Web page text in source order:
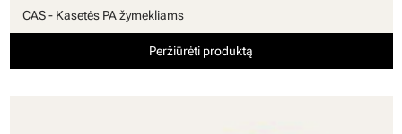
CAS - Kasetės PA žymekliams
Peržiūrėti produktą